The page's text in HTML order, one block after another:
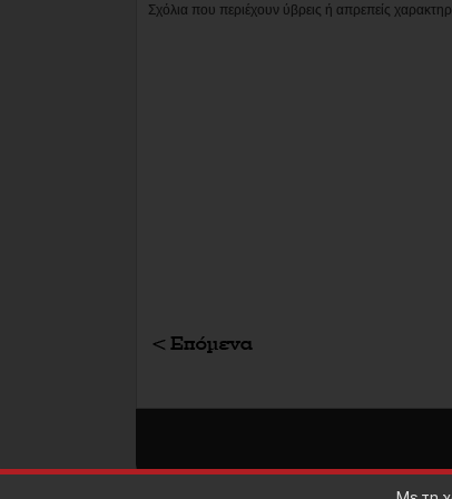
Σχόλια που περιέχουν ύβρεις ή απρεπείς